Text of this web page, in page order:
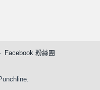
Facebook 粉絲團